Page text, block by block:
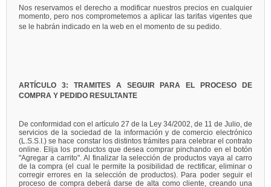
Nos reservamos el derecho a modificar nuestros precios en cualquier
momento, pero nos comprometemos a aplicar las tarifas vigentes que
se le habrán indicado en la web en el momento de su pedido.
ARTÍCULO 3: TRAMITES A SEGUIR PARA EL PROCESO DE
COMPRA Y PEDIDO RESULTANTE
De conformidad con el artículo 27 de la Ley 34/2002, de 11 de Julio, de
servicios de la sociedad de la información y de comercio electrónico
(L.S.S.I.) se hace constar los distintos trámites para celebrar el contrato
online. Elija los productos que desea comprar pinchando en el botón
"Agregar a carrito". Al finalizar la selección de productos vaya al carro
de la compra (el cual le permite la posibilidad de rectificar, eliminar o
corregir errores en la selección de productos). Para poder seguir el
proceso de compra deberá darse de alta como cliente, creando una